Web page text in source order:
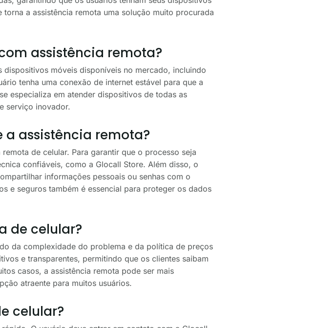
a assistência remota uma solução muito procurada
assistência remota?
móveis disponíveis no mercado, incluindo
tenha uma conexão de internet estável para que a
especializa em atender dispositivos de todas as
serviço inovador.
assistência remota?
de celular. Para garantir que o processo seja
confiáveis, como a Glocall Store. Além disso, o
informações pessoais ou senhas com o
e seguros também é essencial para proteger os dados
de celular?
da complexidade do problema e da política de preços
e transparentes, permitindo que os clientes saibam
casos, a assistência remota pode ser mais
atraente para muitos usuários.
celular?